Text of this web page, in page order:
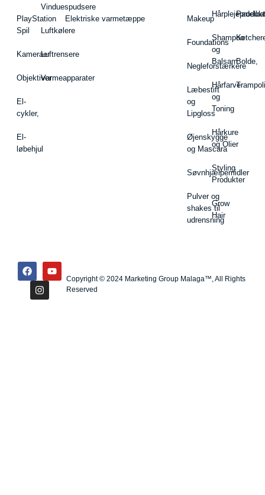
PlayStation
Spil
Kameraer
Objektiver
El-
cykler,
El-
løbehjul
Vinduespudsere
Luftkølere
Luftrensere
Varmeapparater
Elektriske varmetæppe Makeup
Foundations
Negleforstærkere
Læbestift
og
Lipgloss
Øjenskygge
og Mascara
Søvnhjælpemidler
Pulver og
shakes til
udrensning
Shampoo
og
Balsam
Hårfarve
og
Toning
Hårkure
og Olier
Styling
Produkter
Grow
Hair
Bolde,
Copyright © 2024 Marketing Group Malaga™, All Rights
Reserved